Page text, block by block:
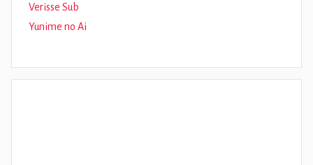
Verisse Sub
Yunime no Ai